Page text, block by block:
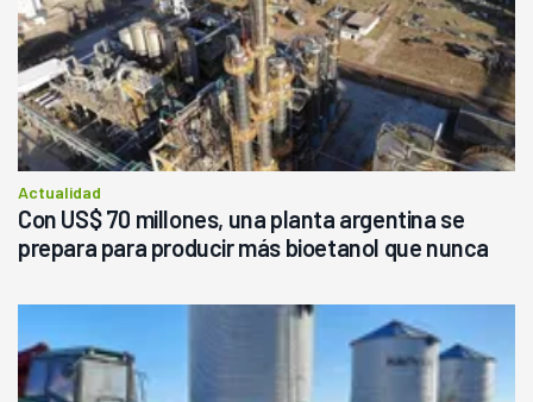
Actualidad
Con US$ 70 millones, una planta argentina se
prepara para producir más bioetanol que nunca